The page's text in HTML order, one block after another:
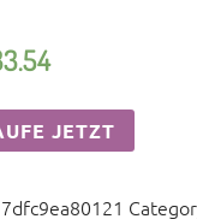
JETZT
7dfc9ea80121